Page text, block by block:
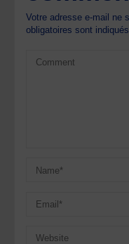
Votre adresse e-mail ne
obligatoires sont